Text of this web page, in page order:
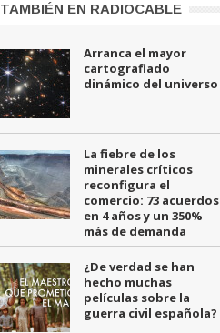
TAMBIÉN EN RADIOCABLE
Arranca el mayor
cartografiado
dinámico del universo
La fiebre de los
minerales críticos
reconfigura el
comercio: 73 acuerdos
en 4 años y un 350%
más de demanda
¿De verdad se han
hecho muchas
películas sobre la
guerra civil española?